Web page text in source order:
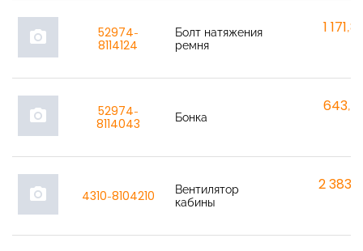
photo_camera
52974-
8114124
Болт натяжения
ремня
1
photo_camera
52974-
8114043
Бонка
photo_camera 4310-8104210
Вентилятор
кабины
2